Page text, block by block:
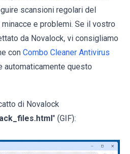
scansioni regolari del
e problemi. Se il vostro
da Novalock, vi consigliamo
con Combo Cleaner Antivirus
automaticamente questo
di Novalock
" (GIF):